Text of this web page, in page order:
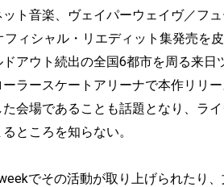
ト音楽、ヴェイパーウェイヴ／フ
フィシャル・リエディット集発売を
アウト続出の全国6都市を周る来
ラースケートアリーナで本作リリ
会場であることも話題となり、ラ
ところを知らない。
でその活動が取り上げられたり